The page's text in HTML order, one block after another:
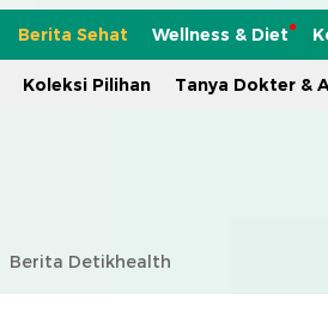
Berita Sehat Wellness & Diet
Koleksi Pilihan Tanya Dokter &
Berita Detikhealth